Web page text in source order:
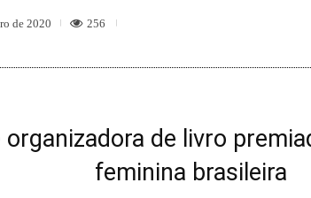
de 2020 256
organizadora de livro
feminina brasileira